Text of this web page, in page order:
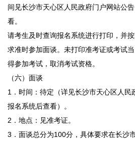
间见长沙市天心区人民政府门户网站公
看。
请考生及时查询报名系统进行打印，并
求准时参加面谈。未打印准考证或考试
得参加考试，取消考试资格。
（六）面谈
1．时间：待定（详见长沙市天心区人民
报名系统后查看）。
2．地点：见准考证。
3．面谈总分为100分，具体要求在长沙